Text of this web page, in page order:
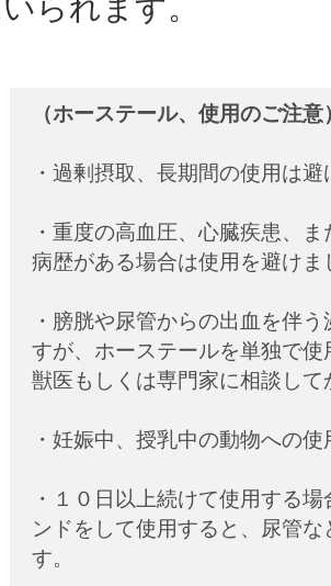
（ホーステール、使用のご注意
・過剰摂取、長期間の使用は
・重度の高血圧、心臓疾患、
病歴がある場合は使用を避けま
・膀胱や尿管からの出血を伴
すが、ホーステールを単独で
獣医もしくは専門家に相談し
・妊娠中、授乳中の動物への
・１０日以上続けて使用する
ンドをして使用すると、尿管
す。